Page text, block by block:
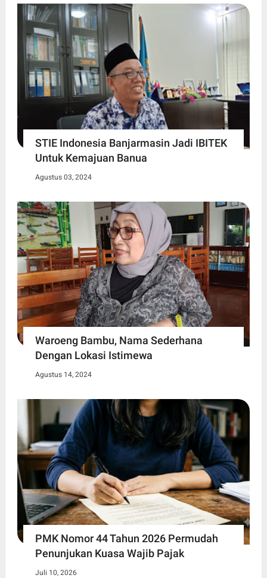
STIE Indonesia Banjarmasin Jadi IBITEK
Untuk Kemajuan Banua
Agustus 03, 2024
Waroeng Bambu, Nama Sederhana
Dengan Lokasi Istimewa
Agustus 14, 2024
PMK Nomor 44 Tahun 2026 Permudah
Penunjukan Kuasa Wajib Pajak
Juli 10, 2026